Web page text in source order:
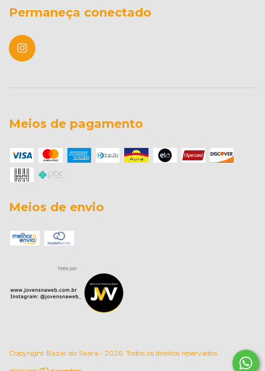
Permaneça conectado
Meios de pagamento
Meios de envio
Copyright Bazar do Saara - 2026. Todos os direitos reservados.